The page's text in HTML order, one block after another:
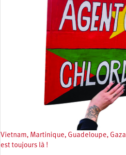
Vietnam, Martinique, Guadeloupe,
est toujours là !